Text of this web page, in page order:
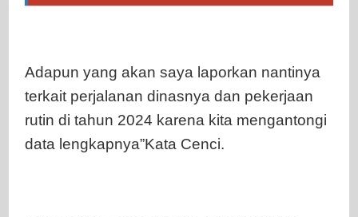
Adapun yang akan saya laporkan nantinya
terkait perjalanan dinasnya dan pekerjaan
rutin di tahun 2024 karena kita mengantongi
data lengkapnya”Kata Cenci.